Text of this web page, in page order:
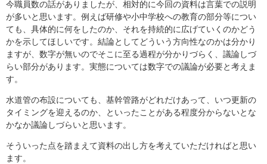
今職員数の話がありましたが、相対的に今回の資料は言葉での説明
が多いと思います。例えば研修や小中学校への教育の部分等につい
ても、具体的に何をしたのか、それを持続的に広げていくのかどう
かを示してほしいです。結論としてどういう方向性なのかは分かり
ますが、数字が無いのでそこに至る過程が分かりづらく、議論しづ
らい部分があります。実態については数字での議論が必要と考えま
す。
水道管の布設についても、基幹管路がどれだけあって、いつ更新の
タイミングを迎えるのか、といったことがある程度分からないとな
かなか議論しづらいと思います。
そういった点を踏まえて資料の出し方を考えていただければと思い
ます。